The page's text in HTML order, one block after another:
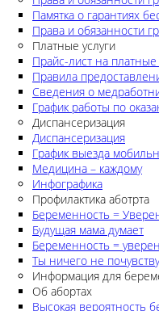
Памятка о гарантиях
Права и обязанности
Платные услуги
Прайс-лист на платные
Правила
Сведения о
График работы по
Диспансеризация
Диспансеризация
График выезда
Медицина – каждому
Инфографика
Профилактика аботрта
Беременность =
Будущая мама думает
Беременность =
Ты ничего не
Информация для
Об абортах
Высокая вероятность